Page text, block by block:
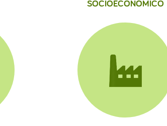
SOCIOECONÓMICO